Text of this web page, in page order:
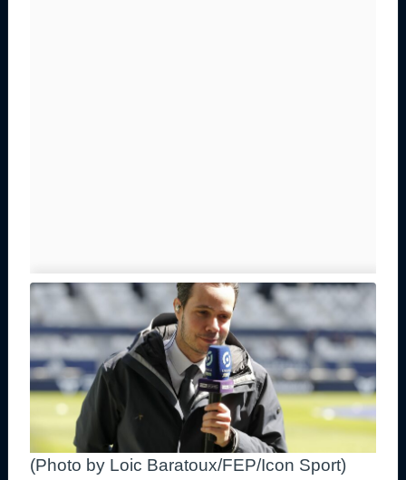
(Photo by Loic Baratoux/FEP/Icon Sport)